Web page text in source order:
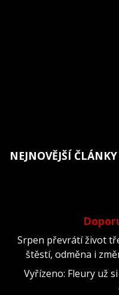
NEJNOVĚJŠÍ ČLÁNKY
Srpen převrátí život
štěstí, odměna i
Vyřízeno: Fleury už